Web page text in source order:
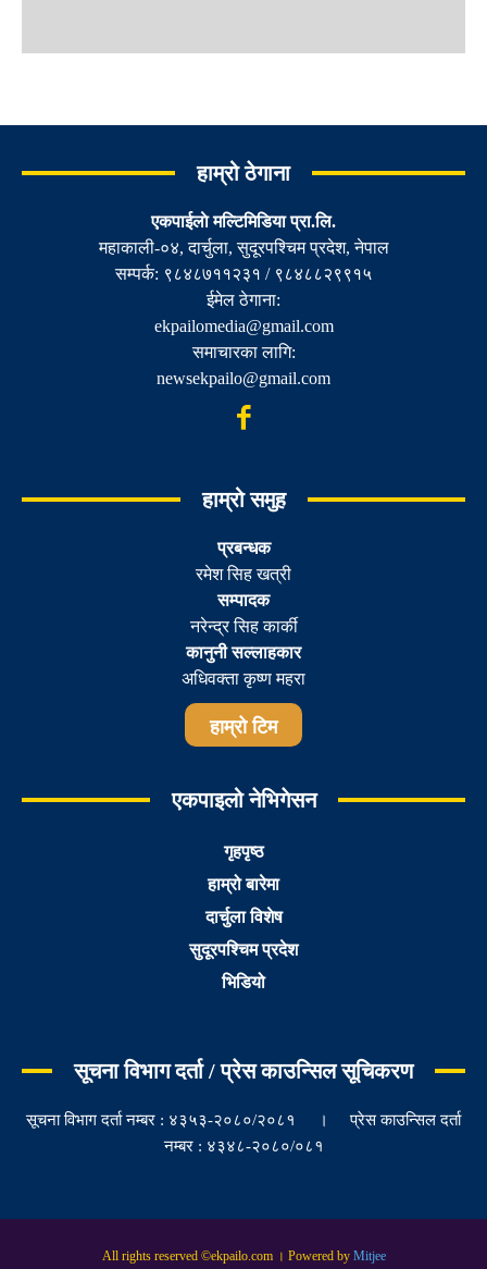
हाम्रो ठेगाना
एकपाईलाे मल्टिमिडिया प्रा.लि.
महाकाली-०४, दार्चुला, सुदूरपश्चिम प्रदेश, नेपाल
सम्पर्क: ९८४८७११२३१ / ९८४८८२९९१५
ईमेल ठेगाना:
ekpailomedia@gmail.com
समाचारका लागि:
newsekpailo@gmail.com
हाम्रो समुह
प्रबन्धक
रमेश सिह खत्री
सम्पादक
नरेन्द्र सिह कार्की
कानुनी सल्लाहकार
अधिवक्ता कृष्ण महरा
हाम्रो टिम
एकपाइलो नेभिगेसन
गृहपृष्ठ
हाम्रो बारेमा
दार्चुला विशेष
सुदूरपश्चिम प्रदेश
भिडियो
सूचना विभाग दर्ता / प्रेस काउन्सिल सूचिकरण
सूचना विभाग दर्ता नम्बर : ४३५३-२०८०/२०८१ । प्रेस काउन्सिल दर्ता
नम्बर : ४३४८-२०८०/०८१
All rights reserved ©ekpailo.com । Powered by Mitjee